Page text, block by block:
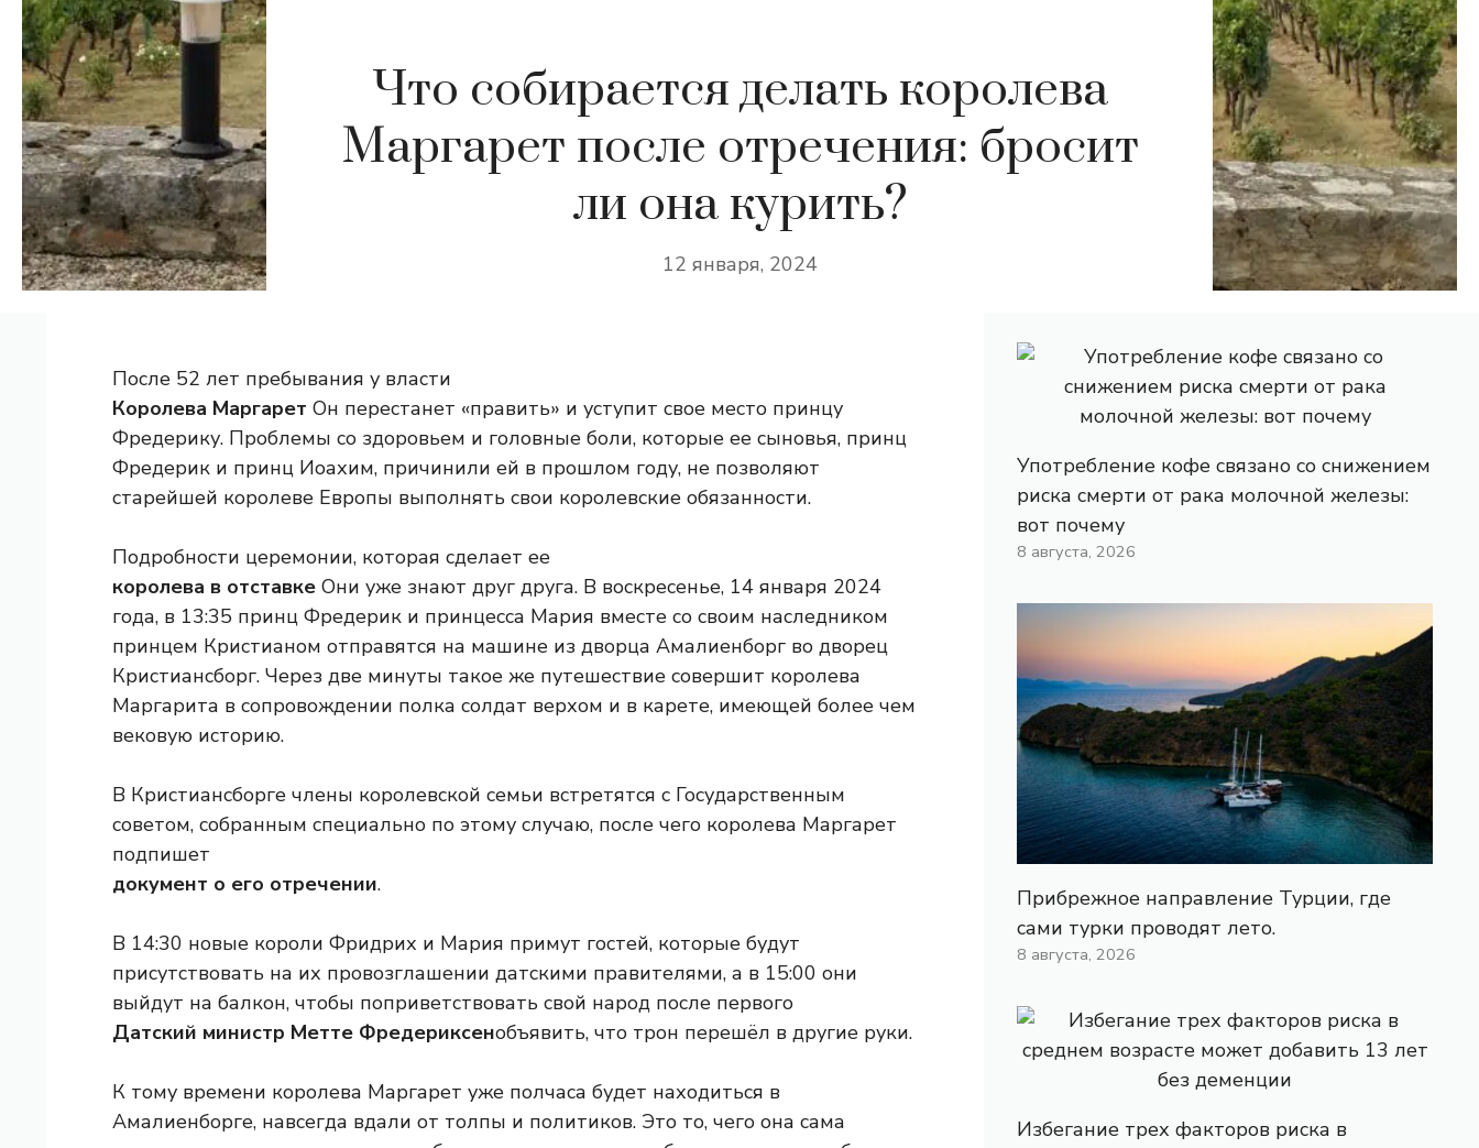
Что собирается делать королева
Маргарет после отречения: бросит
ли она курить?
12 января, 2024
После 52 лет пребывания у власти
Королева Маргарет Он перестанет «править» и уступит свое место принцу
Фредерику. Проблемы со здоровьем и головные боли, которые ее сыновья, принц
Фредерик и принц Иоахим, причинили ей в прошлом году, не позволяют
старейшей королеве Европы выполнять свои королевские обязанности.
Подробности церемонии, которая сделает ее
королева в отставке Они уже знают друг друга. В воскресенье, 14 января 2024
года, в 13:35 принц Фредерик и принцесса Мария вместе со своим наследником
принцем Кристианом отправятся на машине из дворца Амалиенборг во дворец
Кристиансборг. Через две минуты такое же путешествие совершит королева
Маргарита в сопровождении полка солдат верхом и в карете, имеющей более чем
вековую историю.
В Кристиансборге члены королевской семьи встретятся с Государственным
советом, собранным специально по этому случаю, после чего королева Маргарет
подпишет
документ о его отречении.
В 14:30 новые короли Фридрих и Мария примут гостей, которые будут
присутствовать на их провозглашении датскими правителями, а в 15:00 они
выйдут на балкон, чтобы поприветствовать свой народ после первого
Датский министр Метте Фредериксенобъявить, что трон перешёл в другие руки.
К тому времени королева Маргарет уже полчаса будет находиться в
Амалиенборге, навсегда вдали от толпы и политиков. Это то, чего она сама
Употребление кофе связано со снижением
риска смерти от рака молочной железы:
вот почему
8 августа, 2026
Прибрежное направление Турции, где
сами турки проводят лето.
8 августа, 2026
Избегание трех факторов риска в